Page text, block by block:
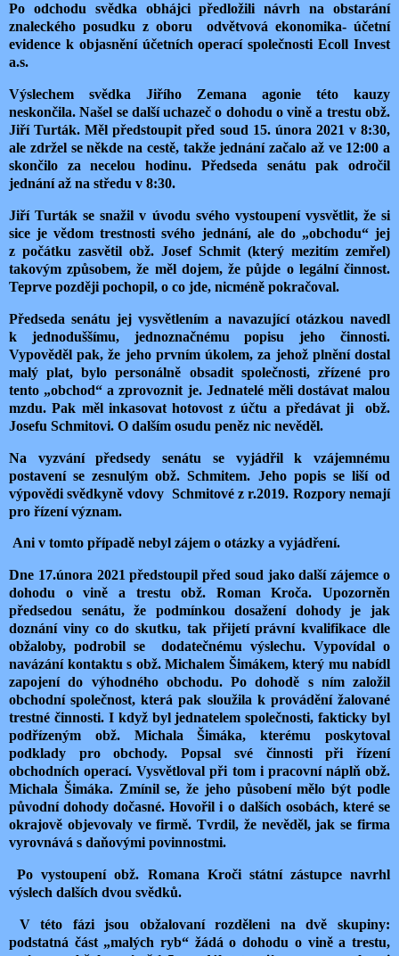
Po odchodu svědka obhájci předložili návrh na obstarání
znaleckého posudku z oboru odvětvová ekonomika- účetní
evidence k objasnění účetních operací společnosti Ecoll Invest
a.s.
Výslechem svědka Jiřího Zemana agonie této kauzy
neskončila. Našel se další uchazeč o dohodu o vině a trestu obž.
Jiří Turták. Měl předstoupit před soud 15. února 2021 v 8:30,
ale zdržel se někde na cestě, takže jednání začalo až ve 12:00 a
skončilo za necelou hodinu. Předseda senátu pak odročil
jednání až na středu v 8:30.
Jiří Turták se snažil v úvodu svého vystoupení vysvětlit, že si
sice je vědom trestnosti svého jednání, ale do „obchodu“ jej
z počátku zasvětil obž. Josef Schmit (který mezitím zemřel)
takovým způsobem, že měl dojem, že půjde o legální činnost.
Teprve později pochopil, o co jde, nicméně pokračoval.
Předseda senátu jej vysvětlením a navazující otázkou navedl
k jednoduššímu, jednoznačnému popisu jeho činnosti.
Vypověděl pak, že jeho prvním úkolem, za jehož plnění dostal
malý plat, bylo personálně obsadit společnosti, zřízené pro
tento „obchod“ a zprovoznit je. Jednatelé měli dostávat malou
mzdu. Pak měl inkasovat hotovost z účtu a předávat ji
obž.
Josefu Schmitovi. O dalším osudu peněz nic nevěděl.
Na vyzvání předsedy senátu se vyjádřil k vzájemnému
postavení se zesnulým obž. Schmitem. Jeho popis se liší od
výpovědi svědkyně vdovy Schmitové z r.2019. Rozpory nemají
pro řízení význam.
Ani v tomto případě nebyl zájem o otázky a vyjádření.
Dne 17.února 2021 předstoupil před soud jako další zájemce o
dohodu o vině a trestu obž. Roman Kroča. Upozorněn
předsedou senátu, že podmínkou dosažení dohody je jak
doznání viny co do skutku, tak přijetí právní kvalifikace dle
obžaloby, podrobil se dodatečnému výslechu. Vypovídal o
navázání kontaktu s obž. Michalem Šimákem, který mu nabídl
zapojení do výhodného obchodu. Po dohodě s ním založil
obchodní společnost, která pak sloužila k provádění žalované
trestné činnosti. I když byl jednatelem společnosti, fakticky byl
podřízeným obž. Michala Šimáka, kterému poskytoval
podklady pro obchody. Popsal své činnosti při řízení
obchodních operací. Vysvětloval při tom i pracovní náplň obž.
Michala Šimáka. Zmínil se, že jeho působení mělo být podle
původní dohody dočasné. Hovořil i o dalších osobách, které se
okrajově objevovaly ve firmě. Tvrdil, že nevěděl, jak se firma
vyrovnává s daňovými povinnostmi.
Po vystoupení obž. Romana Kroči státní zástupce navrhl
výslech dalších dvou svědků.
V této fázi jsou obžalovaní rozděleni na dvě skupiny:
podstatná část „malých ryb“ žádá o dohodu o vině a trestu,